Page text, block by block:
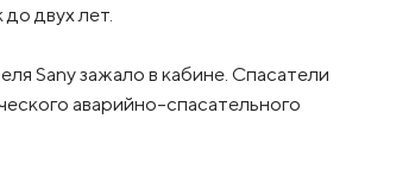
двух лет.
Sany зажало в кабине. Спасатели
аварийно-спасательного